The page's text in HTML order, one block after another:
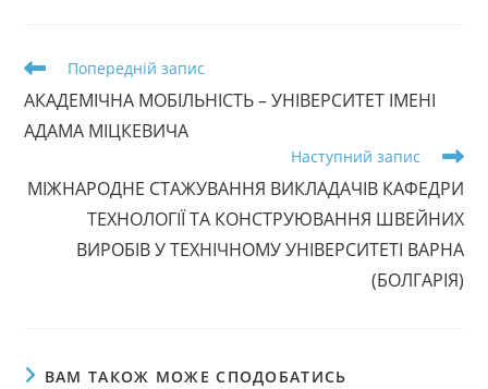
Прочитати
статей
Попередній запис
АКАДЕМІЧНА МОБІЛЬНІСТЬ – УНІВЕРСИТЕТ ІМЕНІ
АДАМА МІЦКЕВИЧА
Наступний запис
МІЖНАРОДНЕ СТАЖУВАННЯ ВИКЛАДАЧІВ КАФЕДРИ
ТЕХНОЛОГІЇ ТА КОНСТРУЮВАННЯ ШВЕЙНИХ
ВИРОБІВ У ТЕХНІЧНОМУ УНІВЕРСИТЕТІ ВАРНА
(БОЛГАРІЯ)
ВАМ ТАКОЖ МОЖЕ СПОДОБАТИСЬ